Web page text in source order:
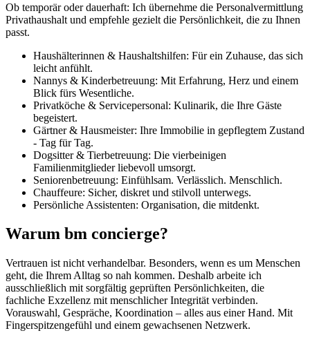
Ob temporär oder dauerhaft: Ich übernehme die Personalvermittlung
Privathaushalt und empfehle gezielt die Persönlichkeit, die zu Ihnen
passt.
Haushälterinnen & Haushaltshilfen: Für ein Zuhause, das sich
leicht anfühlt.
Nannys & Kinderbetreuung: Mit Erfahrung, Herz und einem
Blick fürs Wesentliche.
Privatköche & Servicepersonal: Kulinarik, die Ihre Gäste
begeistert.
Gärtner & Hausmeister: Ihre Immobilie in gepflegtem Zustand
- Tag für Tag.
Dogsitter & Tierbetreuung: Die vierbeinigen
Familienmitglieder liebevoll umsorgt.
Seniorenbetreuung: Einfühlsam. Verlässlich. Menschlich.
Chauffeure: Sicher, diskret und stilvoll unterwegs.
Persönliche Assistenten: Organisation, die mitdenkt.
Warum bm concierge?
Vertrauen ist nicht verhandelbar. Besonders, wenn es um Menschen
geht, die Ihrem Alltag so nah kommen. Deshalb arbeite ich
ausschließlich mit sorgfältig geprüften Persönlichkeiten, die
fachliche Exzellenz mit menschlicher Integrität verbinden.
Vorauswahl, Gespräche, Koordination – alles aus einer Hand. Mit
Fingerspitzengefühl und einem gewachsenen Netzwerk.